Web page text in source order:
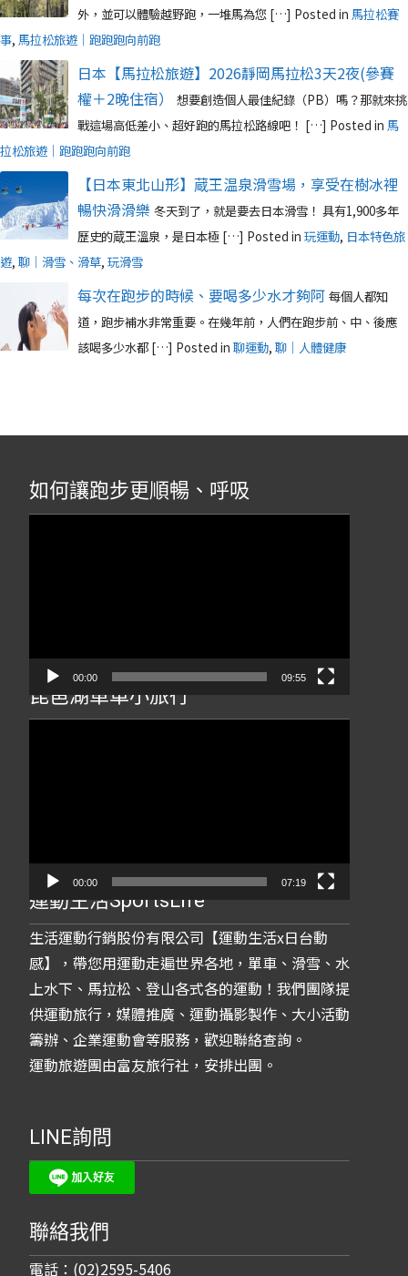
外，並可以體驗越野跑，一堆馬為您 […] Posted in 馬拉松賽
事, 馬拉松旅遊｜跑跑跑向前跑
日本【馬拉松旅遊】2026靜岡馬拉松3天2夜(參賽
權＋2晚住宿）
想要創造個人最佳紀錄（PB）嗎？那就來挑
戰這場高低差小、超好跑的馬拉松路線吧！ […] Posted in 馬
拉松旅遊｜跑跑跑向前跑
【日本東北山形】蔵王温泉滑雪場，享受在樹冰裡
暢快滑滑樂 冬天到了，就是要去日本滑雪！ 具有1,900多年
歷史的蔵王溫泉，是日本極 […] Posted in 玩運動, 日本特色旅
遊, 聊｜滑雪、滑草, 玩滑雪
每次在跑步的時候、要喝多少水才夠阿 每個人都知
道，跑步補水非常重要。在幾年前，人們在跑步前、中、後應
該喝多少水都 […] Posted in 聊運動, 聊｜人體健康
如何讓跑步更順暢、呼吸
00:00 09:55
琵琶湖單車小旅行
00:00 07:19
運動生活SportsLife
生活運動行銷股份有限公司【運動生活x日台動
感】，帶您用運動走遍世界各地，單車、滑雪、水
上水下、馬拉松、登山各式各的運動！我們團隊提
供運動旅行，媒體推廣、運動攝影製作、大小活動
籌辦、企業運動會等服務，歡迎聯絡查詢。
運動旅遊團由富友旅行社，安排出團。
LINE詢問
聯絡我們
電話：(02)2595-5406